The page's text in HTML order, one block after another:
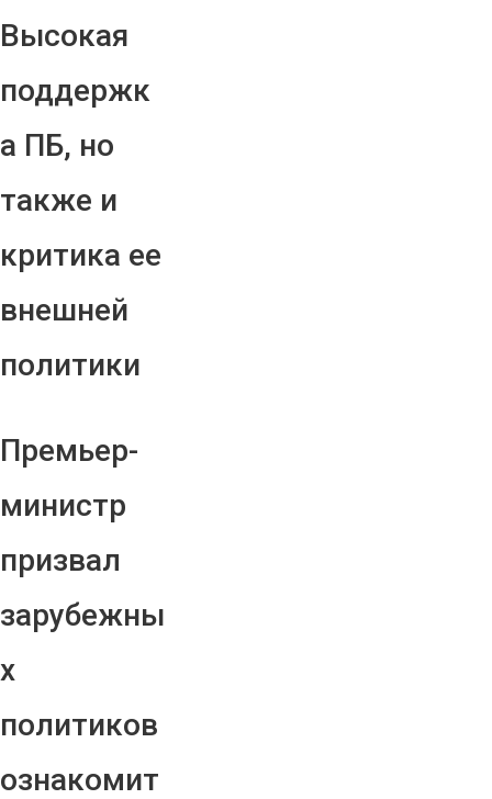
Высокая
поддержк
а ПБ, но
также и
критика ее
внешней
политики
Премьер-
министр
призвал
зарубежны
х
политиков
ознакомит